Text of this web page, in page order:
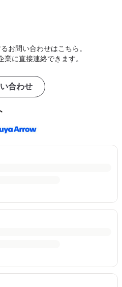
お問い合わせはこちら。
業に直接連絡できます。
合わせ